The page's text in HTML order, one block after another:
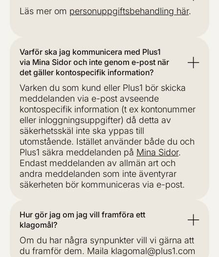
Läs mer om personuppgiftsbehandling här.
Varför ska jag kommunicera med Plus1
via Mina Sidor och inte genom e-post när
det gäller kontospecifik information?
Varken du som kund eller Plus1 bör skicka
meddelanden via e-post avseende
kontospecifik information (t ex kontonummer
eller inloggningsuppgifter) då detta av
säkerhetsskäl inte ska yppas till
utomstående. Istället använder både du och
Plus1 säkra meddelanden på Mina Sidor.
Endast meddelanden av allmän art och
andra meddelanden som inte äventyrar
säkerheten bör kommuniceras via e-post.
Hur gör jag om jag vill framföra ett
klagomål?
Om du har några synpunkter vill vi gärna att
du framför dem. Maila klagomal@plus1.com